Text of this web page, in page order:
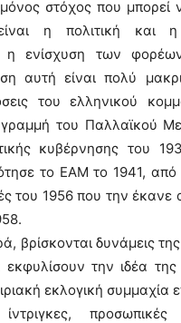
στόχος που μπορεί
η πολιτική και η
η ενίσχυση των
αυτή είναι πολύ
του ελληνικού
του Παλλαϊκού
κυβέρνησης του
το ΕΑΜ το 1941, από
του 1956 που την έκανε
βρίσκονται δυνάμεις
την ιδέα της
εκλογική συμμαχία
προσωπικές